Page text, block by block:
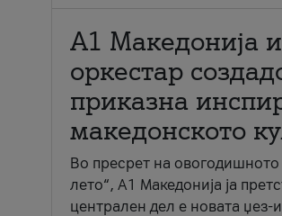
А1 Македонија
оркестар
приказна
македонското
Во пресрет на
лето“, А1 Македонија ја
централен дел е новата џез-